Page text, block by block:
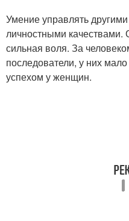
Умение управлять
личностными качествами.
сильная воля. За
последователи, у них
успехом у женщин.